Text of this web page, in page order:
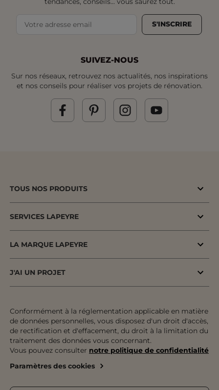
S'INSCRIRE
SUIVEZ-NOUS
Sur nos réseaux, retrouvez nos actualités, nos inspirations
et nos conseils pour réaliser vos projets de rénovation.
TOUS NOS PRODUITS
Cuisine & Electroménager
Salle de bains & WC
Escalier, Rampe & Main-courante
Jardin & Extérieur
Revêtement sol & mur
Équipement & Outil
SERVICES LAPEYRE
Conseil à domicile
Conseil en magasin
Financement
Le paiement en plusieurs fois
LA MARQUE LAPEYRE
Engagements pour tous
Développement durable
Recrutement
Devenez franchisé
Nos magasins
J'AI UN PROJET
Inspiration & Tendances
Préparer mon projet
Expertises & Tutoriels
Outils de configuration
Conformément à la réglementation applicable en matière
de données personnelles, vous disposez d'un droit d'accès,
de rectification et d'effacement, du droit à la limitation du
traitement des données vous concernant.
Vous pouvez consulter notre politique de confidentialité
Paramètres des cookies